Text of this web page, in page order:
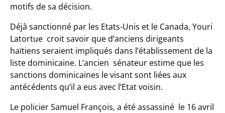
motifs de sa décision.
Déjà sanctionné par les Etats-Unis et le Canada, Youri
Latortue croit savoir que d’anciens dirigeants
haïtiens seraient impliqués dans l’établissement de la
liste dominicaine. L’ancien sénateur estime que les
sanctions dominicaines le visant sont liées aux
antécédents qu’il a eus avec l’Etat voisin.
Le policier Samuel François, a été assassiné le 16 avril